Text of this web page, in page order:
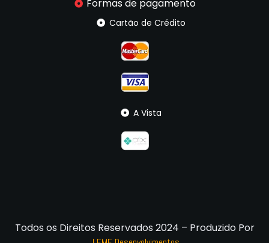
Formas de pagamento
Cartão de Crédito
A Vista
Todos os Direitos Reservados 2024 – Produzido Por